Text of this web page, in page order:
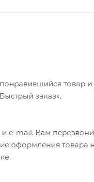
товар и
заказ».
mail. Вам
оформления товара